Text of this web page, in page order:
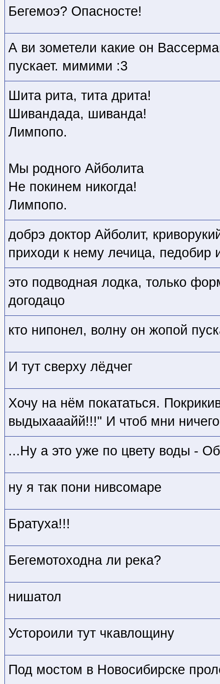
Бегемоэ? Опасносте!
А ви зометели какие он
пускает. мимими :3
Шита рита, тита дрита!
Шивандада, шиванда!
Лимпопо.
Мы родного Айболита
Не покинем никогда!
Лимпопо.
добрэ доктор Айболит,
приходи к нему лечица, педобир
это подводная лодка, только
догодацо
кто нипонел, волну он жопой
И тут сверху лёдчег
Хочу на нём покататься.
выдыхааайй!!!" И чтоб мни
...Ну а это уже по цвету воды -
ну я так пони нивсомаре
Братуха!!!
Бегемотоходна ли река?
нишатол
Устороили тут чкавлощину
Под мостом в Новосибирске